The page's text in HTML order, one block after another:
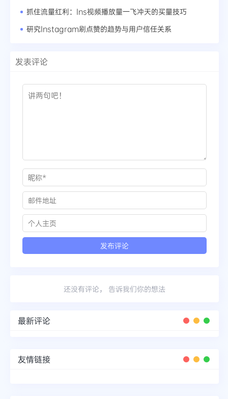
抓住流量红利：Ins视频播放量一飞冲天的买量技巧
研究Instagram刷点赞的趋势与用户信任关系
发表评论
还没有评论， 告诉我们你的想法
最新评论
友情链接